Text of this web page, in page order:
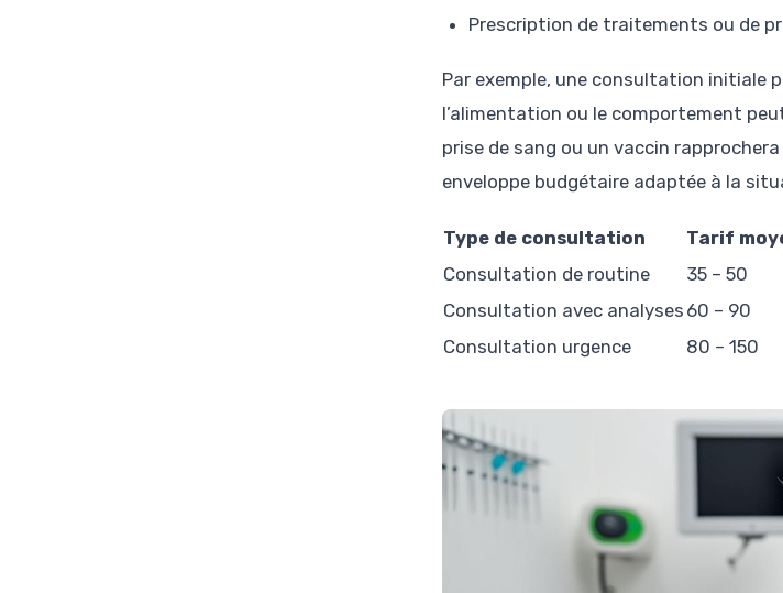
Prescription de traitements ou de
Par exemple, une consultation initiale
l’alimentation ou le comportement
prise de sang ou un vaccin
enveloppe budgétaire adaptée à la
Type de consultation Tarif
Consultation de routine
35 – 50
Consultation avec analyses 60 – 90
Consultation urgence
80 – 150